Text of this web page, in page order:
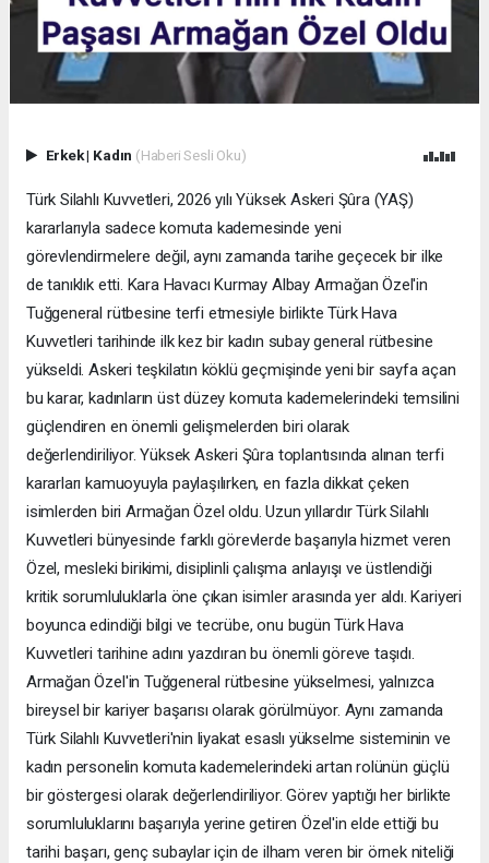
Erkek| Kadın (Haberi Sesli Oku)
Türk Silahlı Kuvvetleri, 2026 yılı Yüksek Askeri Şûra (YAŞ)
kararlarıyla sadece komuta kademesinde yeni
görevlendirmelere değil, aynı zamanda tarihe geçecek bir ilke
de tanıklık etti. Kara Havacı Kurmay Albay Armağan Özel'in
Tuğgeneral rütbesine terfi etmesiyle birlikte Türk Hava
Kuvvetleri tarihinde ilk kez bir kadın subay general rütbesine
yükseldi. Askeri teşkilatın köklü geçmişinde yeni bir sayfa açan
bu karar, kadınların üst düzey komuta kademelerindeki temsilini
güçlendiren en önemli gelişmelerden biri olarak
değerlendiriliyor. Yüksek Askeri Şûra toplantısında alınan terfi
kararları kamuoyuyla paylaşılırken, en fazla dikkat çeken
isimlerden biri Armağan Özel oldu. Uzun yıllardır Türk Silahlı
Kuvvetleri bünyesinde farklı görevlerde başarıyla hizmet veren
Özel, mesleki birikimi, disiplinli çalışma anlayışı ve üstlendiği
kritik sorumluluklarla öne çıkan isimler arasında yer aldı. Kariyeri
boyunca edindiği bilgi ve tecrübe, onu bugün Türk Hava
Kuvvetleri tarihine adını yazdıran bu önemli göreve taşıdı.
Armağan Özel'in Tuğgeneral rütbesine yükselmesi, yalnızca
bireysel bir kariyer başarısı olarak görülmüyor. Aynı zamanda
Türk Silahlı Kuvvetleri'nin liyakat esaslı yükselme sisteminin ve
kadın personelin komuta kademelerindeki artan rolünün güçlü
bir göstergesi olarak değerlendiriliyor. Görev yaptığı her birlikte
sorumluluklarını başarıyla yerine getiren Özel'in elde ettiği bu
tarihi başarı, genç subaylar için de ilham veren bir örnek niteliği